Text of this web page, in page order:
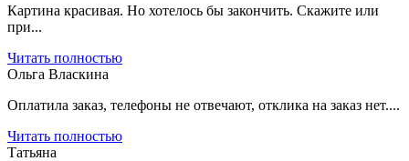
Картина красивая. Но хотелось бы закончить. Скажите или
при...
Читать полностью
Ольга Власкина
Оплатила заказ, телефоны не отвечают, отклика на заказ нет....
Читать полностью
Татьяна